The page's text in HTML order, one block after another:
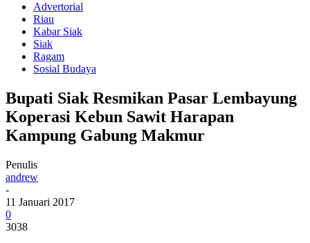
Advertorial
Riau
Kabar Siak
Siak
Ragam
Sosial Budaya
Bupati Siak Resmikan Pasar Lembayung
Koperasi Kebun Sawit Harapan
Kampung Gabung Makmur
Penulis
andrew
-
11 Januari 2017
0
3038